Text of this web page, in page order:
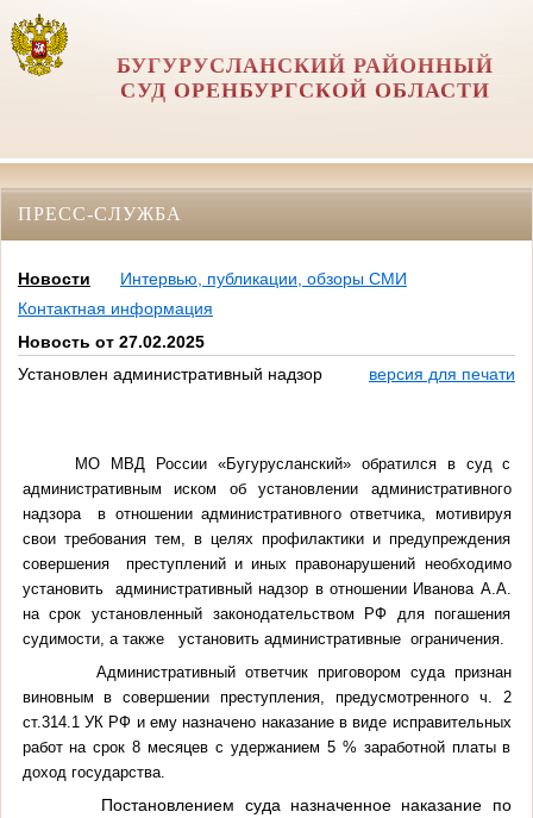
БУГУРУСЛАНСКИЙ РАЙОННЫЙ
СУД ОРЕНБУРГСКОЙ ОБЛАСТИ
ПРЕСС-СЛУЖБА
Новости
Интервью, публикации, обзоры СМИ
Контактная информация
Новость от 27.02.2025
Установлен административный надзор
версия для печати
МО МВД России «Бугурусланский» обратился в суд с
административным иском об установлении административного
надзора в отношении административного ответчика, мотивируя
свои требования тем, в целях профилактики и предупреждения
совершения преступлений и иных правонарушений необходимо
установить административный надзор в отношении Иванова А.А.
на срок установленный законодательством РФ для погашения
судимости, а также установить административные ограничения.
Административный ответчик приговором суда признан
виновным в совершении преступления, предусмотренного ч. 2
ст.314.1 УК РФ и ему назначено наказание в виде исправительных
работ на срок 8 месяцев с удержанием 5 % заработной платы в
доход государства.
Постановлением суда назначенное наказание по